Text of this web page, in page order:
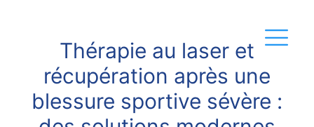
Thérapie au laser et
récupération après une
blessure sportive sévère :